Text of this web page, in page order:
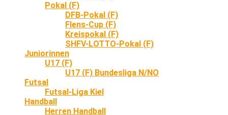
Pokal (F)
DFB-Pokal (F)
Flens-Cup (F)
Kreispokal (F)
SHFV-LOTTO-Pokal (F)
Juniorinnen
U17 (F)
U17 (F) Bundesliga N/NO
Futsal
Futsal-Liga Kiel
Handball
Herren Handball